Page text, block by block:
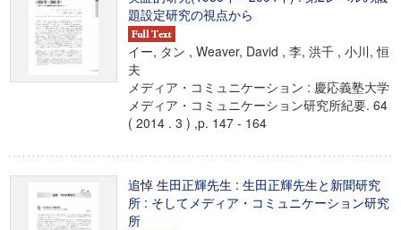
題設定研究の視点から
イー, タン , Weaver, David , 李, 洪千 , 小川, 恒
夫
メディア・コミュニケーション : 慶応義塾大学
メディア・コミュニケーション研究所紀要. 64
( 2014 . 3 ) ,p. 147 - 164
追悼 生田正輝先生 : 生田正輝先生と新聞研究
所 : そしてメディア・コミュニケーション研究
所